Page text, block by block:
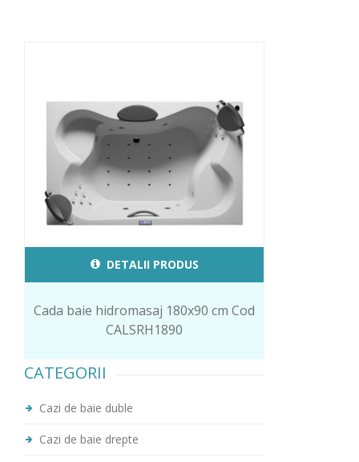
DETALII PRODUS
Cada baie hidromasaj 180x90 cm Cod
CALSRH1890
CATEGORII
Cazi de baie duble
Cazi de baie drepte